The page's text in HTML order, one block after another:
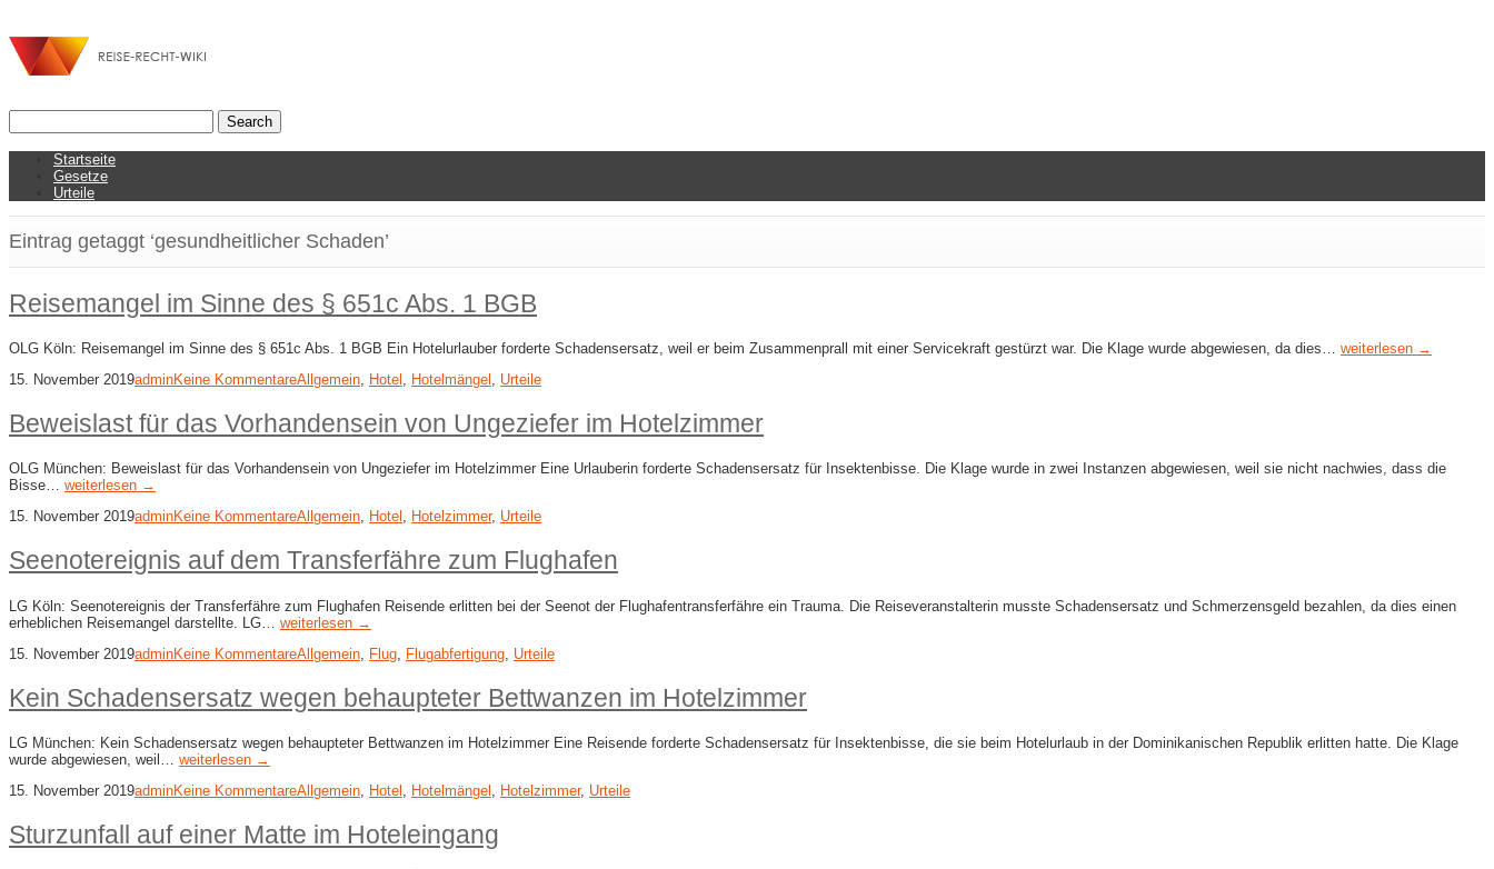
Startseite
Gesetze
Urteile
Eintrag getaggt ‘gesundheitlicher Schaden’
Reisemangel im Sinne des § 651c Abs. 1 BGB
OLG Köln: Reisemangel im Sinne des § 651c Abs. 1 BGB Ein Hotelurlauber forderte Schadensersatz, weil er beim Zusammenprall mit einer Servicekraft gestürzt war. Die Klage wurde abgewiesen, da dies… weiterlesen →
15. November 2019adminKeine KommentareAllgemein, Hotel , Hotelmängel , Urteile
Beweislast für das Vorhandensein von Ungeziefer im Hotelzimmer
OLG München: Beweislast für das Vorhandensein von Ungeziefer im Hotelzimmer Eine Urlauberin forderte Schadensersatz für Insektenbisse. Die Klage wurde in zwei Instanzen abgewiesen, weil sie nicht nachwies, dass die
Bisse… weiterlesen →
15. November 2019adminKeine KommentareAllgemein, Hotel , Hotelzimmer, Urteile
Seenotereignis auf dem Transferfähre zum Flughafen
LG Köln: Seenotereignis der Transferfähre zum Flughafen Reisende erlitten bei der Seenot der Flughafentransferfähre ein Trauma. Die Reiseveranstalterin musste Schadensersatz und Schmerzensgeld bezahlen, da dies einen
erheblichen Reisemangel darstellte. LG… weiterlesen →
15. November 2019adminKeine KommentareAllgemein Flug Flugabfertigung Urteile
Kein Schadensersatz wegen behaupteter Bettwanzen im Hotelzimmer
LG München: Kein Schadensersatz wegen behaupteter Bettwanzen im Hotelzimmer Eine Reisende forderte Schadensersatz für Insektenbisse, die sie beim Hotelurlaub in der Dominikanischen Republik erlitten hatte. Die Klage
wurde abgewiesen, weil… weiterlesen →
15. November 2019adminKeine KommentareAllgemein Hotel Hotelmängel Hotelzimmer, Urteile
Sturzunfall auf einer Matte im Hoteleingang